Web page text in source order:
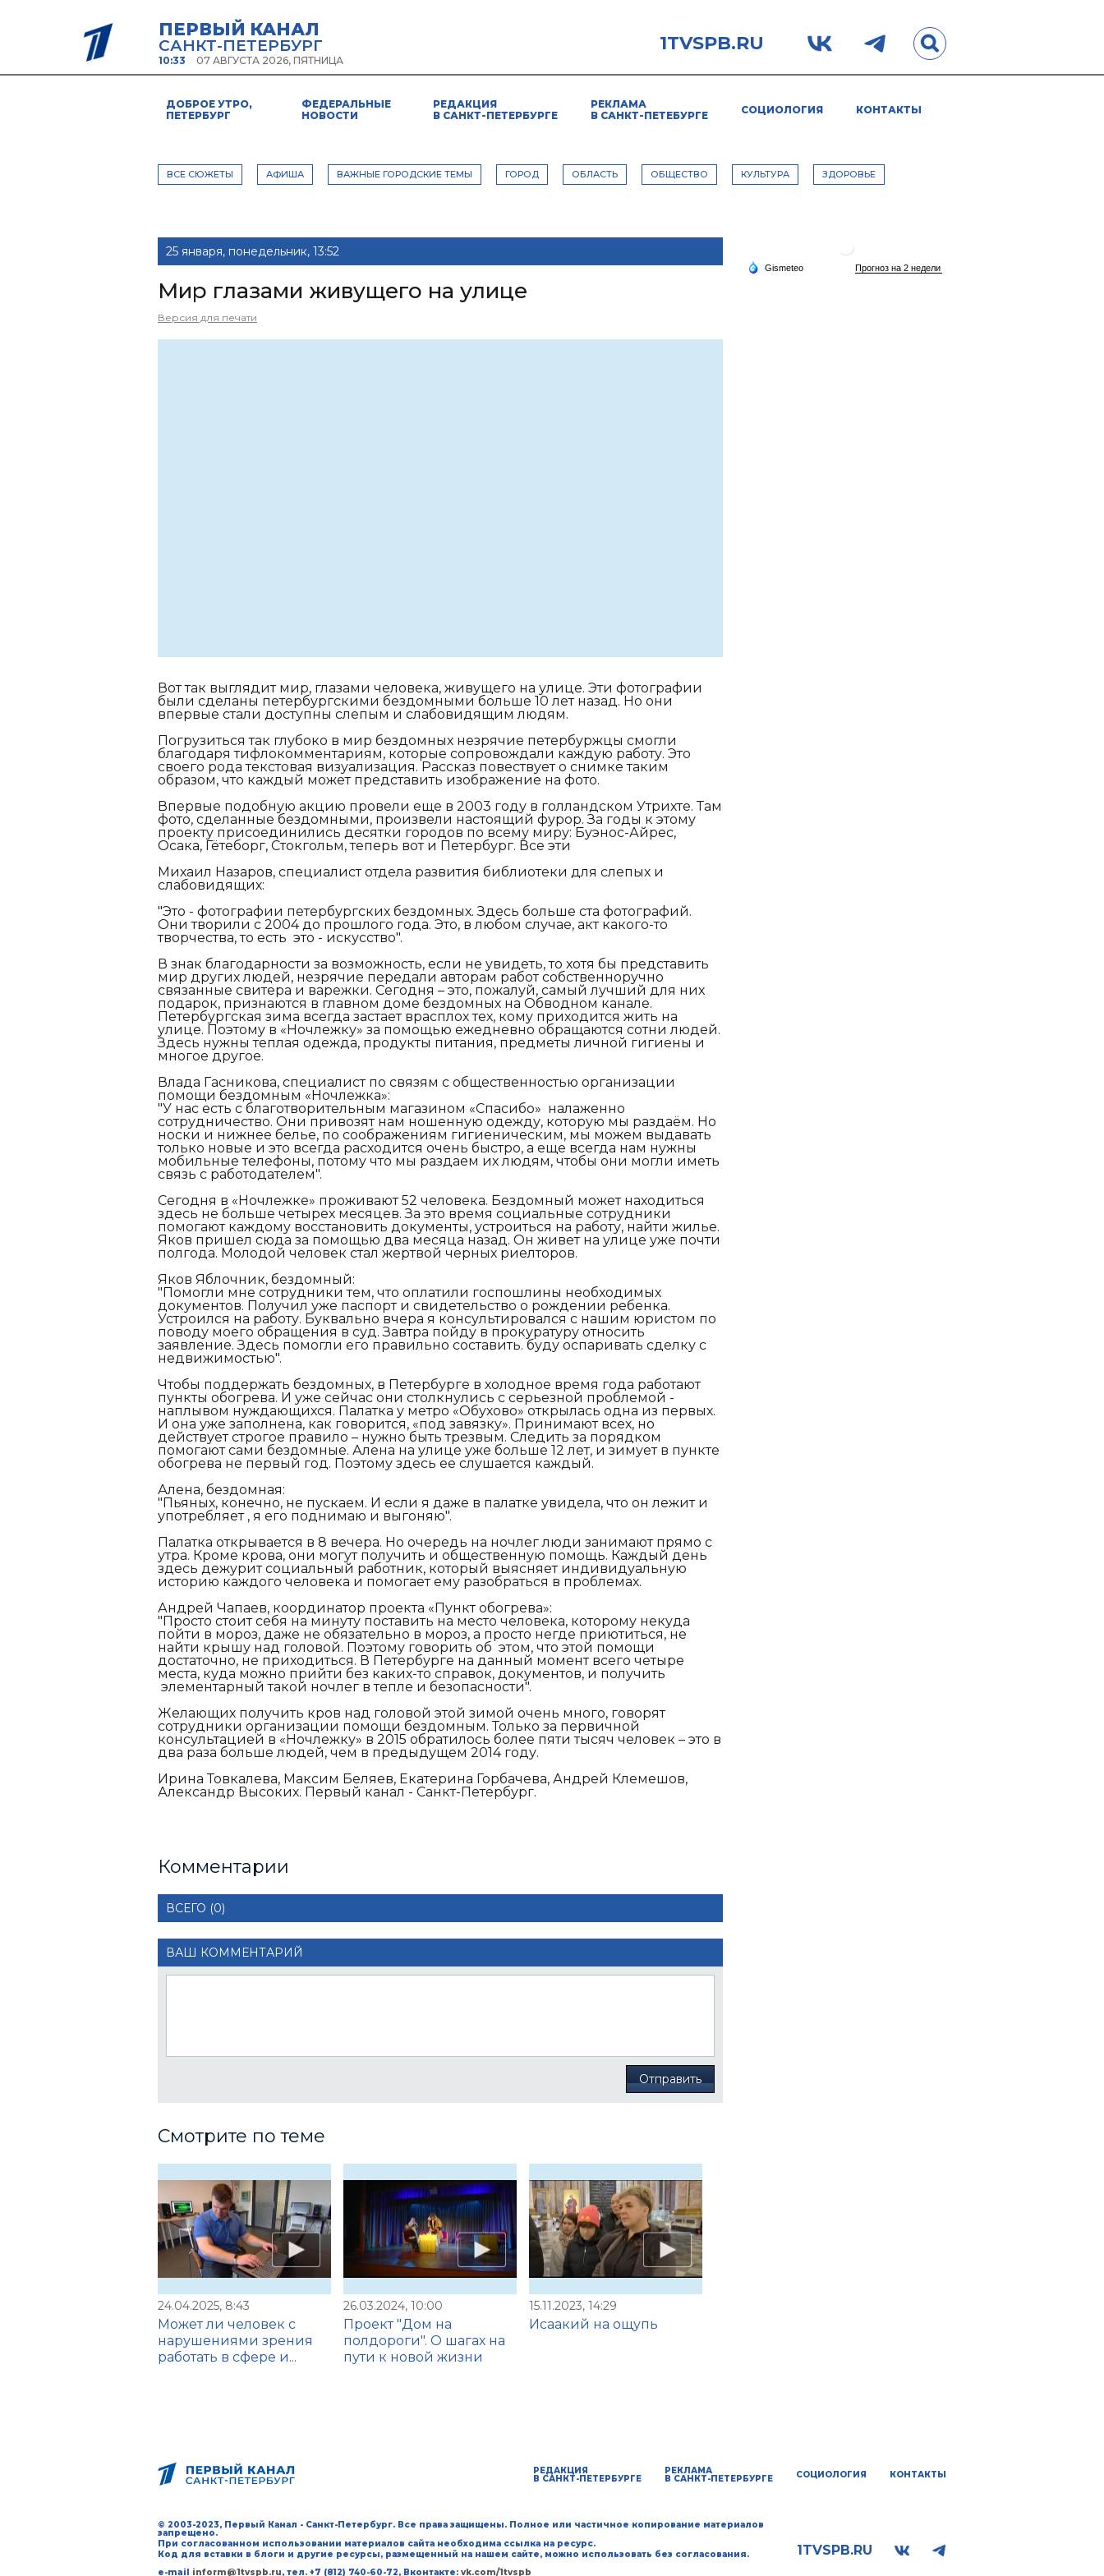
ПЕРВЫЙ КАНАЛ
САНКТ-ПЕТЕРБУРГ
10:33 07 АВГУСТА 2026, ПЯТНИЦА
1TVSPB.RU
ДОБРОЕ УТРО,
ПЕТЕРБУРГ
ФЕДЕРАЛЬНЫЕ
НОВОСТИ
РЕДАКЦИЯ
В САНКТ-ПЕТЕРБУРГЕ
РЕКЛАМА
В САНКТ-ПЕТЕБУРГЕ
СОЦИОЛОГИЯ КОНТАКТЫ
ВСЕ СЮЖЕТЫ АФИША ВАЖНЫЕ ГОРОДСКИЕ ТЕМЫ ГОРОД ОБЛАСТЬ ОБЩЕСТВО КУЛЬТУРА ЗДОРОВЬЕ
25 января, понедельник, 13:52
Мир глазами живущего на улице
Версия для печати
Вот так выглядит мир, глазами человека, живущего на улице. Эти фотографии
были сделаны петербургскими бездомными больше 10 лет назад. Но они
впервые стали доступны слепым и слабовидящим людям.
Погрузиться так глубоко в мир бездомных незрячие петербуржцы смогли
благодаря тифлокомментариям, которые сопровождали каждую работу. Это
своего рода текстовая визуализация. Рассказ повествует о снимке таким
образом, что каждый может представить изображение на фото.
Впервые подобную акцию провели еще в 2003 году в голландском Утрихте. Там
фото, сделанные бездомными, произвели настоящий фурор. За годы к этому
проекту присоединились десятки городов по всему миру: Буэнос-Айрес,
Осака, Гётеборг, Стокгольм, теперь вот и Петербург. Все эти
Михаил Назаров, специалист отдела развития библиотеки для слепых и
слабовидящих:
"Это - фотографии петербургских бездомных. Здесь больше ста фотографий.
Они творили с 2004 до прошлого года. Это, в любом случае, акт какого-то
творчества, то есть это - искусство".
В знак благодарности за возможность, если не увидеть, то хотя бы представить
мир других людей, незрячие передали авторам работ собственноручно
связанные свитера и варежки. Сегодня – это, пожалуй, самый лучший для них
подарок, признаются в главном доме бездомных на Обводном канале.
Петербургская зима всегда застает врасплох тех, кому приходится жить на
улице. Поэтому в «Ночлежку» за помощью ежедневно обращаются сотни людей.
Здесь нужны теплая одежда, продукты питания, предметы личной гигиены и
многое другое.
Влада Гасникова, специалист по связям с общественностью организации
помощи бездомным «Ночлежка»:
"У нас есть с благотворительным магазином «Спасибо» налаженно
сотрудничество. Они привозят нам ношенную одежду, которую мы раздаём. Но
носки и нижнее белье, по соображениям гигиеническим, мы можем выдавать
только новые и это всегда расходится очень быстро, а еще всегда нам нужны
мобильные телефоны, потому что мы раздаем их людям, чтобы они могли иметь
связь с работодателем".
Сегодня в «Ночлежке» проживают 52 человека. Бездомный может находиться
здесь не больше четырех месяцев. За это время социальные сотрудники
помогают каждому восстановить документы, устроиться на работу, найти жилье.
Яков пришел сюда за помощью два месяца назад. Он живет на улице уже почти
полгода. Молодой человек стал жертвой черных риелторов.
Яков Яблочник, бездомный:
"Помогли мне сотрудники тем, что оплатили госпошлины необходимых
документов. Получил уже паспорт и свидетельство о рождении ребенка.
Устроился на работу. Буквально вчера я консультировался с нашим юристом по
поводу моего обращения в суд. Завтра пойду в прокуратуру относить
заявление. Здесь помогли его правильно составить. буду оспаривать сделку с
недвижимостью".
Чтобы поддержать бездомных, в Петербурге в холодное время года работают
пункты обогрева. И уже сейчас они столкнулись с серьезной проблемой -
наплывом нуждающихся. Палатка у метро «Обухово» открылась одна из первых.
И она уже заполнена, как говорится, «под завязку». Принимают всех, но
действует строгое правило – нужно быть трезвым. Следить за порядком
помогают сами бездомные. Алена на улице уже больше 12 лет, и зимует в пункте
обогрева не первый год. Поэтому здесь ее слушается каждый.
Алена, бездомная:
"Пьяных, конечно, не пускаем. И если я даже в палатке увидела, что он лежит и
употребляет , я его поднимаю и выгоняю".
Палатка открывается в 8 вечера. Но очередь на ночлег люди занимают прямо с
утра. Кроме крова, они могут получить и общественную помощь. Каждый день
здесь дежурит социальный работник, который выясняет индивидуальную
историю каждого человека и помогает ему разобраться в проблемах.
Андрей Чапаев, координатор проекта «Пункт обогрева»:
"Просто стоит себя на минуту поставить на место человека, которому некуда
пойти в мороз, даже не обязательно в мороз, а просто негде приютиться, не
найти крышу над головой. Поэтому говорить об этом, что этой помощи
достаточно, не приходиться. В Петербурге на данный момент всего четыре
места, куда можно прийти без каких-то справок, документов, и получить
элементарный такой ночлег в тепле и безопасности".
Желающих получить кров над головой этой зимой очень много, говорят
сотрудники организации помощи бездомным. Только за первичной
консультацией в «Ночлежку» в 2015 обратилось более пяти тысяч человек – это в
два раза больше людей, чем в предыдущем 2014 году.
Ирина Товкалева, Максим Беляев, Екатерина Горбачева, Андрей Клемешов,
Александр Высоких. Первый канал - Санкт-Петербург.
Комментарии
ВСЕГО (0)
ВАШ КОММЕНТАРИЙ
Отправить
Смотрите по теме
24.04.2025, 8:43
Может ли человек с
нарушениями зрения
работать в сфере и...
26.03.2024, 10:00
Проект "Дом на
полдороги". О шагах на
пути к новой жизни
15.11.2023, 14:29
Исаакий на ощупь
РЕДАКЦИЯ
В САНКТ-ПЕТЕРБУРГЕ
РЕКЛАМА
В САНКТ-ПЕТЕРБУРГЕ СОЦИОЛОГИЯ КОНТАКТЫ
© 2003-2023, Первый Канал - Санкт-Петербург. Все права защищены. Полное или частичное копирование материалов
запрещено.
При согласованном использовании материалов сайта необходима ссылка на ресурс.
Код для вставки в блоги и другие ресурсы, размещенный на нашем сайте, можно использовать без согласования.
e-mail inform@1tvspb.ru, тел. +7 (812) 740-60-72, Вконтакте: vk.com/1tvspb
1TVSPB.RU